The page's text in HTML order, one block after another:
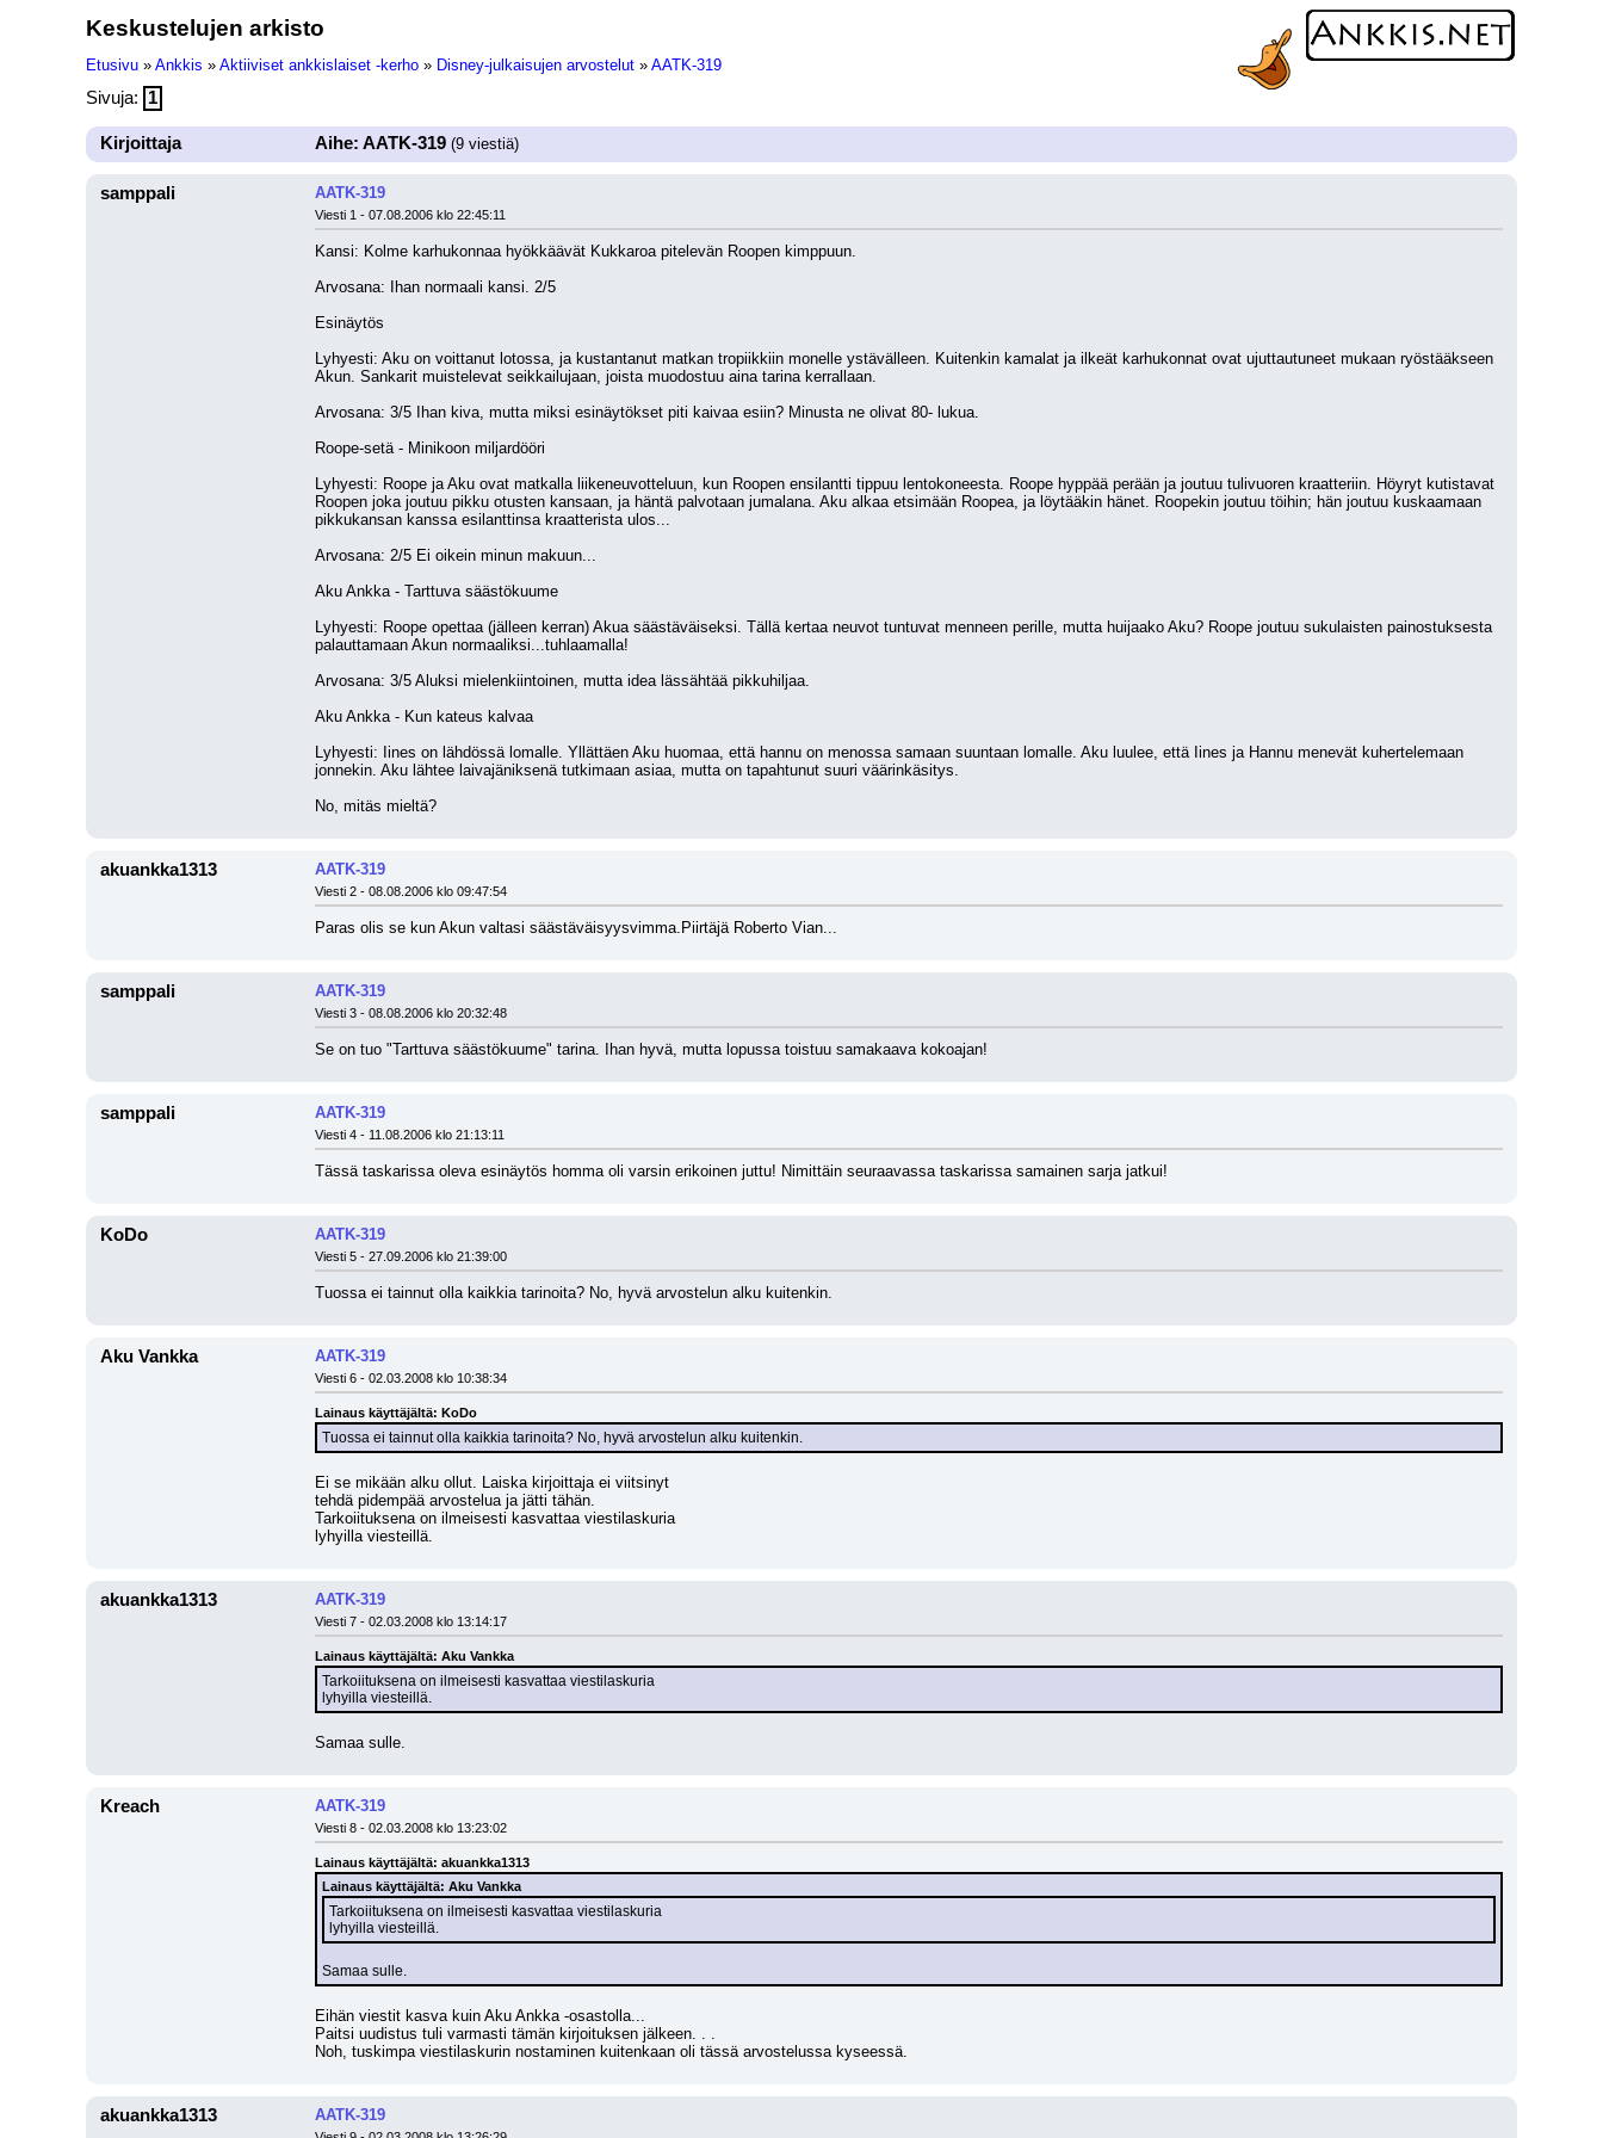
Keskustelujen arkisto
Etusivu » Ankkis » Aktiiviset ankkislaiset -kerho » Disney-julkaisujen arvostelut » AATK-319
Sivuja: 1
Kirjoittaja Aihe: AATK-319 (9 viestiä)
samppali AATK-319
Viesti 1 - 07.08.2006 klo 22:45:11
Kansi: Kolme karhukonnaa hyökkäävät Kukkaroa pitelevän Roopen kimppuun.
Arvosana: Ihan normaali kansi. 2/5
Esinäytös
Lyhyesti: Aku on voittanut lotossa, ja kustantanut matkan tropiikkiin monelle ystävälleen. Kuitenkin kamalat ja ilkeät karhukonnat ovat ujuttautuneet mukaan ryöstääkseen
Akun. Sankarit muistelevat seikkailujaan, joista muodostuu aina tarina kerrallaan.
Arvosana: 3/5 Ihan kiva, mutta miksi esinäytökset piti kaivaa esiin? Minusta ne olivat 80- lukua.
Roope-setä - Minikoon miljardööri
Lyhyesti: Roope ja Aku ovat matkalla liikeneuvotteluun, kun Roopen ensilantti tippuu lentokoneesta. Roope hyppää perään ja joutuu tulivuoren kraatteriin. Höyryt kutistavat
Roopen joka joutuu pikku otusten kansaan, ja häntä palvotaan jumalana. Aku alkaa etsimään Roopea, ja löytääkin hänet. Roopekin joutuu töihin; hän joutuu kuskaamaan
pikkukansan kanssa esilanttinsa kraatterista ulos...
Arvosana: 2/5 Ei oikein minun makuun...
Aku Ankka - Tarttuva säästökuume
Lyhyesti: Roope opettaa (jälleen kerran) Akua säästäväiseksi. Tällä kertaa neuvot tuntuvat menneen perille, mutta huijaako Aku? Roope joutuu sukulaisten painostuksesta
palauttamaan Akun normaaliksi...tuhlaamalla!
Arvosana: 3/5 Aluksi mielenkiintoinen, mutta idea lässähtää pikkuhiljaa.
Aku Ankka - Kun kateus kalvaa
Lyhyesti: Iines on lähdössä lomalle. Yllättäen Aku huomaa, että hannu on menossa samaan suuntaan lomalle. Aku luulee, että Iines ja Hannu menevät kuhertelemaan
jonnekin. Aku lähtee laivajäniksenä tutkimaan asiaa, mutta on tapahtunut suuri väärinkäsitys.
No, mitäs mieltä?
akuankka1313 AATK-319
Viesti 2 - 08.08.2006 klo 09:47:54
Paras olis se kun Akun valtasi säästäväisyysvimma.Piirtäjä Roberto Vian...
samppali AATK-319
Viesti 3 - 08.08.2006 klo 20:32:48
Se on tuo "Tarttuva säästökuume" tarina. Ihan hyvä, mutta lopussa toistuu samakaava kokoajan!
samppali AATK-319
Viesti 4 - 11.08.2006 klo 21:13:11
Tässä taskarissa oleva esinäytös homma oli varsin erikoinen juttu! Nimittäin seuraavassa taskarissa samainen sarja jatkui!
KoDo AATK-319
Viesti 5 - 27.09.2006 klo 21:39:00
Tuossa ei tainnut olla kaikkia tarinoita? No, hyvä arvostelun alku kuitenkin.
Aku Vankka AATK-319
Viesti 6 - 02.03.2008 klo 10:38:34
Lainaus käyttäjältä: KoDo
Tuossa ei tainnut olla kaikkia tarinoita? No, hyvä arvostelun alku kuitenkin.
Ei se mikään alku ollut. Laiska kirjoittaja ei viitsinyt
tehdä pidempää arvostelua ja jätti tähän.
Tarkoiituksena on ilmeisesti kasvattaa viestilaskuria
lyhyilla viesteillä.
akuankka1313 AATK-319
Viesti 7 - 02.03.2008 klo 13:14:17
Lainaus käyttäjältä: Aku Vankka
Tarkoiituksena on ilmeisesti kasvattaa viestilaskuria
lyhyilla viesteillä.
Samaa sulle.
Kreach AATK-319
Viesti 8 - 02.03.2008 klo 13:23:02
Lainaus käyttäjältä: akuankka1313
Lainaus käyttäjältä: Aku Vankka
Tarkoiituksena on ilmeisesti kasvattaa viestilaskuria
lyhyilla viesteillä.
Samaa sulle.
Eihän viestit kasva kuin Aku Ankka -osastolla...
Paitsi uudistus tuli varmasti tämän kirjoituksen jälkeen. . .
Noh, tuskimpa viestilaskurin nostaminen kuitenkaan oli tässä arvostelussa kyseessä.
akuankka1313 AATK-319